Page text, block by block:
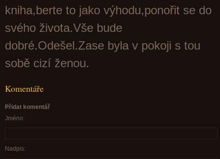
kniha,berte to jako výhodu,ponořit se do
svého života.Vše bude
dobré.Odešel.Zase byla v pokoji s tou
sobě cizí ženou.
Komentáře
Přidat komentář
Jméno:
Nadpis: